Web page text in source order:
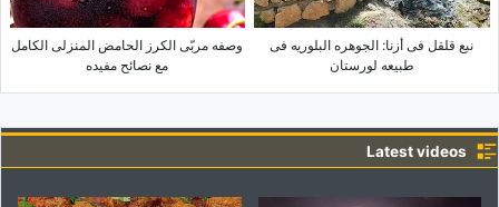
نبع قلقل فی أزنا: الجوهره البلوریه فی
طبیعه لورستان
وصفه مربّى الکرز الحامض المنزلی الکامل
مع نصائح مفیده
Latest videos